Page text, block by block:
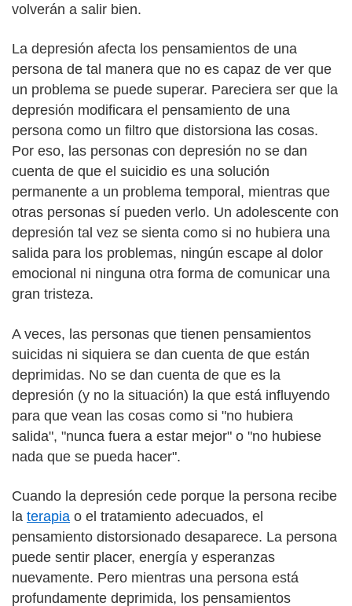
volverán a salir bien.
La depresión afecta los pensamientos de una
persona de tal manera que no es capaz de ver que
un problema se puede superar. Pareciera ser que la
depresión modificara el pensamiento de una
persona como un filtro que distorsiona las cosas.
Por eso, las personas con depresión no se dan
cuenta de que el suicidio es una solución
permanente a un problema temporal, mientras que
otras personas sí pueden verlo. Un adolescente con
depresión tal vez se sienta como si no hubiera una
salida para los problemas, ningún escape al dolor
emocional ni ninguna otra forma de comunicar una
gran tristeza.
A veces, las personas que tienen pensamientos
suicidas ni siquiera se dan cuenta de que están
deprimidas. No se dan cuenta de que es la
depresión (y no la situación) la que está influyendo
para que vean las cosas como si "no hubiera
salida", "nunca fuera a estar mejor" o "no hubiese
nada que se pueda hacer".
Cuando la depresión cede porque la persona recibe
la terapia o el tratamiento adecuados, el
pensamiento distorsionado desaparece. La persona
puede sentir placer, energía y esperanzas
nuevamente. Pero mientras una persona está
profundamente deprimida, los pensamientos